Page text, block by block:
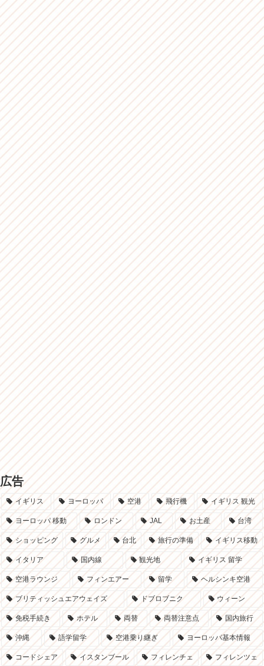
広告
イギリス ヨーロッパ 空港 飛行機 イギリス 観光
ヨーロッパ 移動 ロンドン JAL お土産 台湾
ショッピング グルメ 台北 旅行の準備 イギリス移動
イタリア 国内線 観光地 イギリス 留学
空港ラウンジ フィンエアー 留学 ヘルシンキ空港
ブリティッシュエアウェイズ ドブロブニク ウィーン
免税手続き ホテル 両替 両替注意点 国内旅行
沖縄 語学留学 空港乗り継ぎ ヨーロッパ基本情報
コードシェア イスタンブール フィレンチェ フィレンツェ